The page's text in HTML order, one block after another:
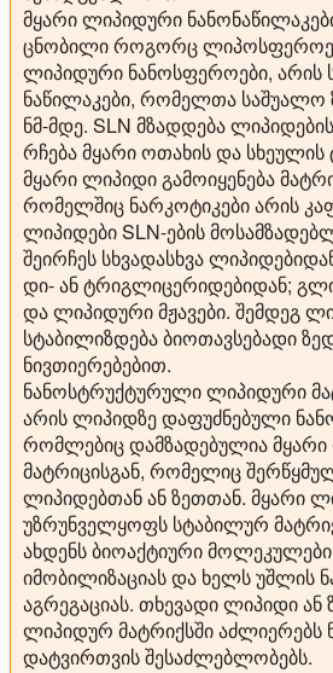
მყარი ლიპიდური
ცნობილი როგორც
ლიპიდური ნანოსფეროები, არის
ნაწილაკები, რომელთა საშუალო
ნმ-მდე. SLN მზადდება
რჩება მყარი ოთახის და სხეულის
მყარი ლიპიდი გამოიყენება
რომელშიც ნარკოტიკები არის
ლიპიდები SLN-ების
შეირჩეს სხვადასხვა
დი- ან ტრიგლიცერიდებიდან;
და ლიპიდური მჟავები. შემდეგ
სტაბილიზდება ბიოთავსებადი
ნივთიერებებით.
ნანოსტრუქტურული ლიპიდური
არის ლიპიდზე დაფუძნებული
რომლებიც დამზადებულია
მატრიცისგან, რომელიც
ლიპიდებთან ან ზეთთან. მყარი
უზრუნველყოფს სტაბილურ
ახდენს ბიოაქტიური
იმობილიზაციას და ხელს უშლის
აგრეგაციას. თხევადი ლიპიდი ან
ლიპიდურ მატრიქსში აძლიერებს
დატვირთვის შესაძლებლობებს.